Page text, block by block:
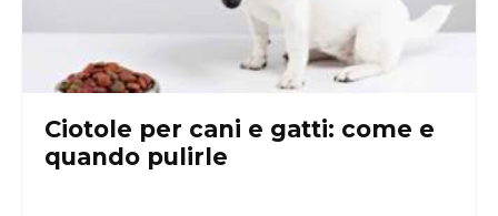
Ciotole per cani e gatti: come e
quando pulirle